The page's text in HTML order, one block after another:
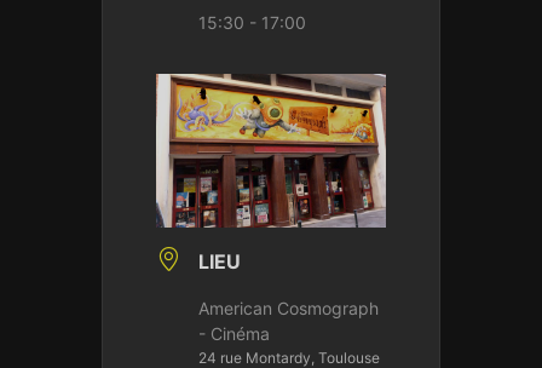
15:30 - 17:00
LIEU
American Cosmograph
- Cinéma
24 rue Montardy, Toulouse